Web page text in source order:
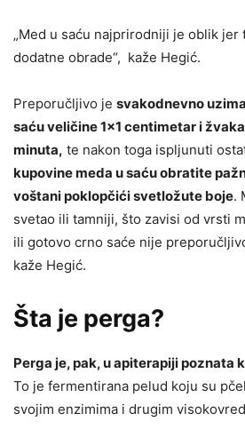
„Med u saću najprirodniji je oblik jer
dodatne obrade“, kaže Hegić.
Preporučljivo je svakodnevno
saću veličine 1×1 centimetar i
minuta, te nakon toga ispljunuti
kupovine meda u saću obratite
voštani poklopčići svetložute boje.
svetao ili tamniji, što zavisi od vrsti
ili gotovo crno saće nije
kaže Hegić.
Šta je perga?
Perga je, pak, u apiterapiji poznata
To je fermentirana pelud koju su
svojim enzimima i drugim